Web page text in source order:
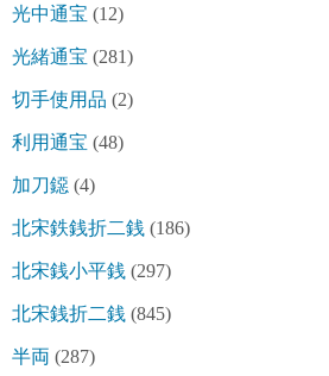
光中通宝 (12)
光緒通宝 (281)
切手使用品 (2)
利用通宝 (48)
加刀鐚 (4)
北宋鉄銭折二銭 (186)
北宋銭小平銭 (297)
北宋銭折二銭 (845)
半両 (287)